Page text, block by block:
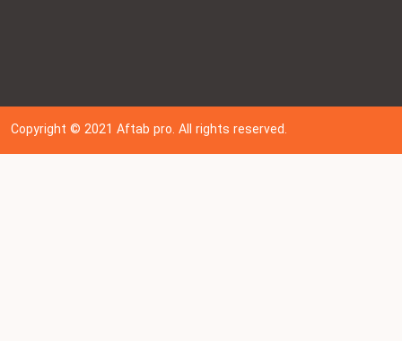
Copyright © 202 1Aftab pro. All rights reserved.